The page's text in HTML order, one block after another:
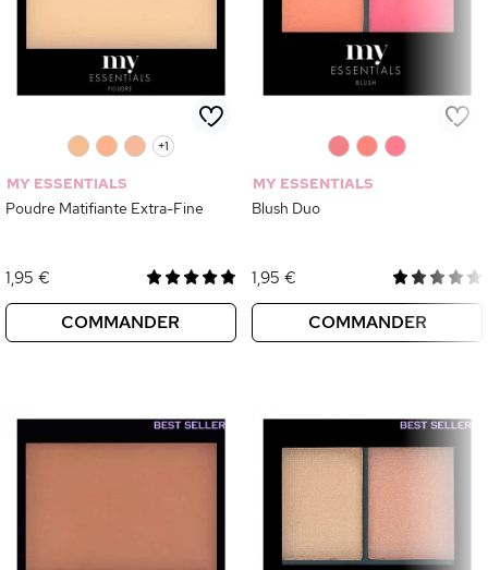
+1
MY ESSENTIALS
Poudre Matifiante Extra-Fine
1,95 €
COMMANDER
MY ESSENTIALS
Blush Duo
1,95 €
COMMANDER